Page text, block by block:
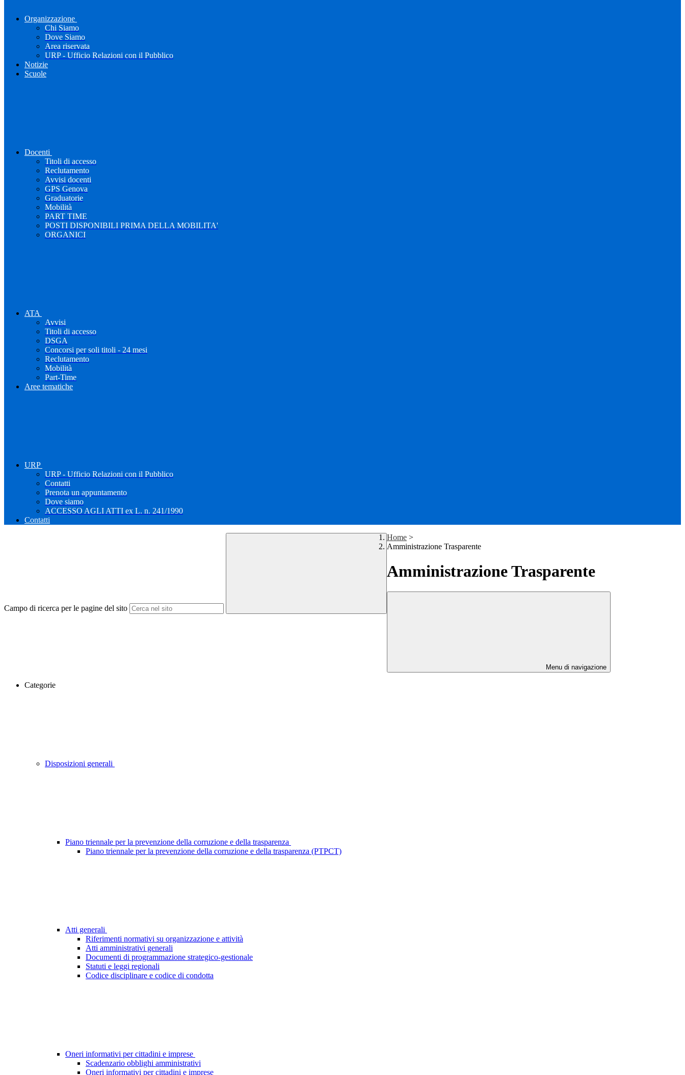
Organizzazione
Chi Siamo
Dove Siamo
Area riservata
URP - Ufficio Relazioni con il Pubblico
Notizie
Scuole
Docenti
Titoli di accesso
Reclutamento
Avvisi docenti
GPS Genova
Graduatorie
Mobilità
PART TIME
POSTI DISPONIBILI PRIMA DELLA MOBILITA'
ORGANICI
ATA
Avvisi
Titoli di accesso
DSGA
Concorsi per soli titoli - 24 mesi
Reclutamento
Mobilità
Part-Time
Aree tematiche
URP
URP - Ufficio Relazioni con il Pubblico
Contatti
Prenota un appuntamento
Dove siamo
ACCESSO AGLI ATTI ex L. n. 241/1990
Contatti
Campo di ricerca per le pagine del sito
Home >
Amministrazione Trasparente
Amministrazione Trasparente
Menu di navigazione
Categorie
Disposizioni generali
Piano triennale per la prevenzione della corruzione e della trasparenza
Piano triennale per la prevenzione della corruzione e della trasparenza (PTPCT)
Atti generali
Riferimenti normativi su organizzazione e attività
Atti amministrativi generali
Documenti di programmazione strategico-gestionale
Statuti e leggi regionali
Codice disciplinare e codice di condotta
Oneri informativi per cittadini e imprese
Scadenzario obblighi amministrativi
Oneri informativi per cittadini e imprese